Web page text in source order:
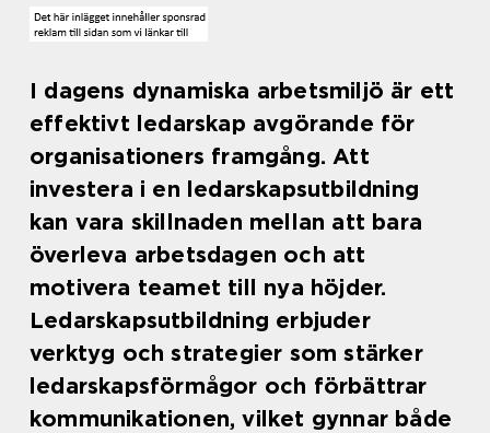
I dagens dynamiska arbetsmiljö är ett
effektivt ledarskap avgörande för
organisationers framgång. Att
investera i en ledarskapsutbildning
kan vara skillnaden mellan att bara
överleva arbetsdagen och att
motivera teamet till nya höjder.
Ledarskapsutbildning erbjuder
verktyg och strategier som stärker
ledarskapsförmågor och förbättrar
kommunikationen, vilket gynnar både